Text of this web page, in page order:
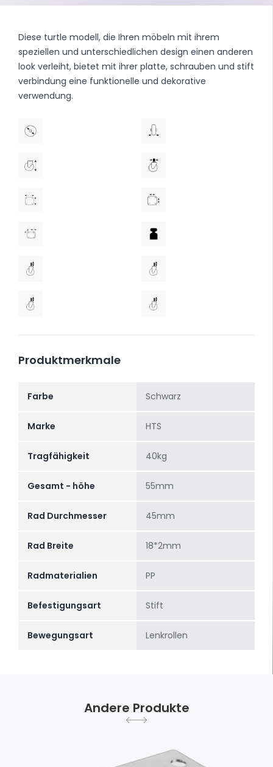
Diese turtle modell, die Ihren möbeln mit ihrem
speziellen und unterschiedlichen design einen anderen
look verleiht, bietet mit ihrer platte, schrauben und stift
verbindung eine funktionelle und dekorative
verwendung.
Produktmerkmale
Farbe Schwarz
Marke HTS
Tragfähigkeit 40kg
Gesamt - höhe 55mm
Rad Durchmesser 45mm
Rad Breite 18*2mm
Radmaterialien PP
Befestigungsart Stift
Bewegungsart Lenkrollen
Andere Produkte